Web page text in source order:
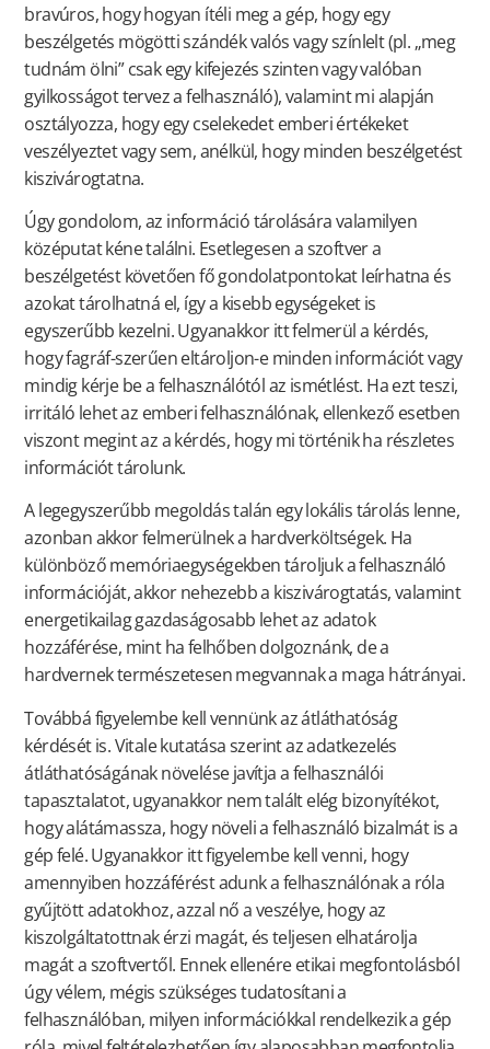
bravúros, hogy hogyan ítéli meg a gép, hogy egy
beszélgetés mögötti szándék valós vagy színlelt (pl. „meg
tudnám ölni” csak egy kifejezés szinten vagy valóban
gyilkosságot tervez a felhasználó), valamint mi alapján
osztályozza, hogy egy cselekedet emberi értékeket
veszélyeztet vagy sem, anélkül, hogy minden beszélgetést
kiszivárogtatna.
Úgy gondolom, az információ tárolására valamilyen
középutat kéne találni. Esetlegesen a szoftver a
beszélgetést követően fő gondolatpontokat leírhatna és
azokat tárolhatná el, így a kisebb egységeket is
egyszerűbb kezelni. Ugyanakkor itt felmerül a kérdés,
hogy fagráf-szerűen eltároljon-e minden információt vagy
mindig kérje be a felhasználótól az ismétlést. Ha ezt teszi,
irritáló lehet az emberi felhasználónak, ellenkező esetben
viszont megint az a kérdés, hogy mi történik ha részletes
információt tárolunk.
A legegyszerűbb megoldás talán egy lokális tárolás lenne,
azonban akkor felmerülnek a hardverköltségek. Ha
különböző memóriaegységekben tároljuk a felhasználó
információját, akkor nehezebb a kiszivárogtatás, valamint
energetikailag gazdaságosabb lehet az adatok
hozzáférése, mint ha felhőben dolgoznánk, de a
hardvernek természetesen megvannak a maga hátrányai.
Továbbá figyelembe kell vennünk az átláthatóság
kérdését is. Vitale kutatása szerint az adatkezelés
átláthatóságának növelése javítja a felhasználói
tapasztalatot, ugyanakkor nem talált elég bizonyítékot,
hogy alátámassza, hogy növeli a felhasználó bizalmát is a
gép felé. Ugyanakkor itt figyelembe kell venni, hogy
amennyiben hozzáférést adunk a felhasználónak a róla
gyűjtött adatokhoz, azzal nő a veszélye, hogy az
kiszolgáltatottnak érzi magát, és teljesen elhatárolja
magát a szoftvertől. Ennek ellenére etikai megfontolásból
úgy vélem, mégis szükséges tudatosítani a
felhasználóban, milyen információkkal rendelkezik a gép